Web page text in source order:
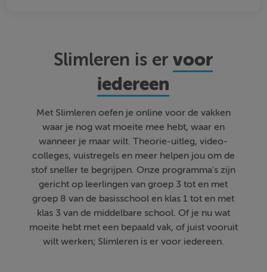
Slimleren is ervoor
iedereen
Met Slimleren oefen je online voor de vakken
waar je nog wat moeite mee hebt, waar en
wanneer je maar wilt. Theorie-uitleg, video-
colleges, vuistregels en meer helpen jou om de
stof sneller te begrijpen. Onze programma's zijn
gericht op leerlingen van groep 3 tot en met
groep 8 van de basisschool en klas 1 tot en met
klas 3 van de middelbare school. Of je nu wat
moeite hebt met een bepaald vak, of juist vooruit
wilt werken; Slimleren is er voor iedereen.